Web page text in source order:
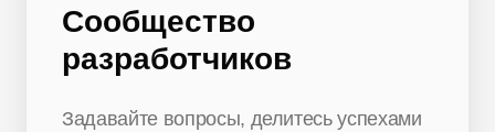
Сообщество
разработчиков
Задавайте вопросы, делитесь успехами